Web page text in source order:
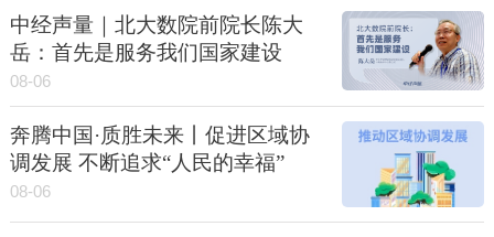
中经声量｜北大数院前院长陈大
岳：首先是服务我们国家建设
08-06
奔腾中国·质胜未来丨促进区域协
调发展 不断追求“人民的幸福”
08-06